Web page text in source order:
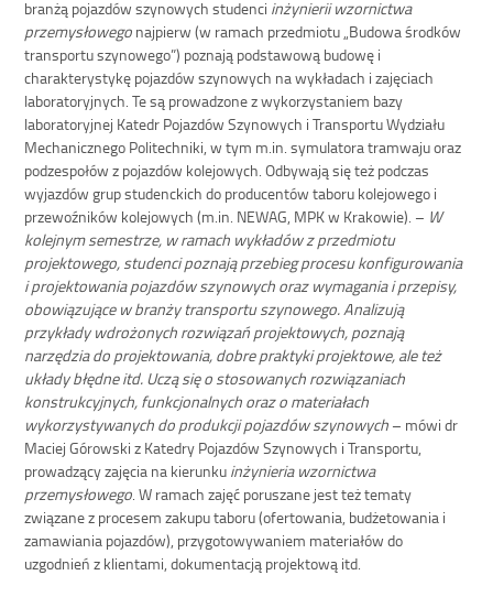
branżą pojazdów szynowych studenci inżynierii wzornictwa
przemysłowego najpierw (w ramach przedmiotu „Budowa środków
transportu szynowego”) poznają podstawową budowę i
charakterystykę pojazdów szynowych na wykładach i zajęciach
laboratoryjnych. Te są prowadzone z wykorzystaniem bazy
laboratoryjnej Katedr Pojazdów Szynowych i Transportu Wydziału
Mechanicznego Politechniki, w tym m.in. symulatora tramwaju oraz
podzespołów z pojazdów kolejowych. Odbywają się też podczas
wyjazdów grup studenckich do producentów taboru kolejowego i
przewoźników kolejowych (m.in. NEWAG, MPK w Krakowie). – W
kolejnym semestrze, w ramach wykładów z przedmiotu
projektowego, studenci poznają przebieg procesu konfigurowania
i projektowania pojazdów szynowych oraz wymagania i przepisy,
obowiązujące w branży transportu szynowego. Analizują
przykłady wdrożonych rozwiązań projektowych, poznają
narzędzia do projektowania, dobre praktyki projektowe, ale też
układy błędne itd. Uczą się o stosowanych rozwiązaniach
konstrukcyjnych, funkcjonalnych oraz o materiałach
wykorzystywanych do produkcji pojazdów szynowych – mówi dr
Maciej Górowski z Katedry Pojazdów Szynowych i Transportu,
prowadzący zajęcia na kierunku inżynieria wzornictwa
przemysłowego. W ramach zajęć poruszane jest też tematy
związane z procesem zakupu taboru (ofertowania, budżetowania i
zamawiania pojazdów), przygotowywaniem materiałów do
uzgodnień z klientami, dokumentacją projektową itd.